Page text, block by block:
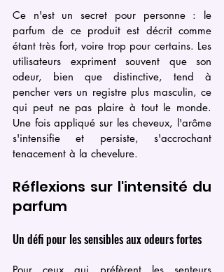
Ce n'est un secret pour personne : le
parfum de ce produit est décrit comme
étant très fort, voire trop pour certains. Les
utilisateurs expriment souvent que son
odeur, bien que distinctive, tend à
pencher vers un registre plus masculin, ce
qui peut ne pas plaire à tout le monde.
Une fois appliqué sur les cheveux, l'arôme
s'intensifie et persiste, s'accrochant
tenacement à la chevelure.
Réflexions sur l'intensité du
parfum
Un défi pour les sensibles aux odeurs fortes